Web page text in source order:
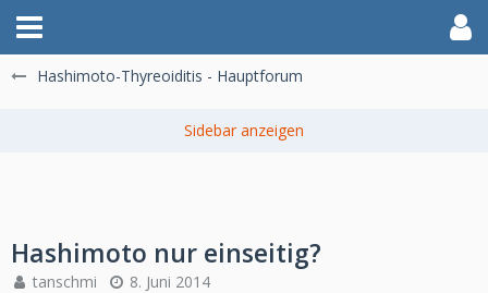
Hashimoto-Thyreoiditis - Hauptforum
Hashimoto nur einseitig?
tanschmi 8. Juni 2014